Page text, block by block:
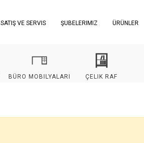
SATIŞ VE SERVIS ŞUBELERIMIZ ÜRÜNLER
BÜRO MOBILYALARI ÇELIK RAF